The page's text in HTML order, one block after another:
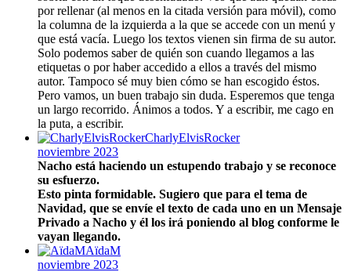
por rellenar (al menos en la citada versión para móvil), como
la columna de la izquierda a la que se accede con un menú y
que está vacía. Luego los textos vienen sin firma de su autor.
Solo podemos saber de quién son cuando llegamos a las
etiquetas o por haber accedido a ellos a través del mismo
autor. Tampoco sé muy bien cómo se han escogido éstos.
Pero vamos, un buen trabajo sin duda. Esperemos que tenga
un largo recorrido. Ánimos a todos. Y a escribir, me cago en
la puta, a escribir.
CharlyElvisRocker
noviembre 2023
Nacho está haciendo un estupendo trabajo y se reconoce
su esfuerzo.
Esto pinta formidable. Sugiero que para el tema de
Navidad, que se envíe el texto de cada uno en un Mensaje
Privado a Nacho y él los irá poniendo al blog conforme le
vayan llegando.
AïdaM
noviembre 2023